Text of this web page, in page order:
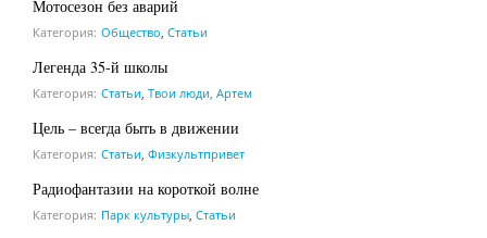
Мотосезон без аварий
Категория: Общество, Статьи
Легенда 35-й школы
Категория: Статьи, Твои люди, Артем
Цель – всегда быть в движении
Категория: Статьи, Физкультпривет
Радиофантазии на короткой волне
Категория: Парк культуры, Статьи